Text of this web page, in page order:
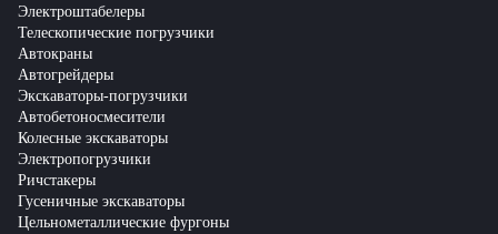
Электроштабелеры
Телескопические погрузчики
Автокраны
Автогрейдеры
Экскаваторы-погрузчики
Автобетоносмесители
Колесные экскаваторы
Электропогрузчики
Ричстакеры
Гусеничные экскаваторы
Цельнометаллические фургоны